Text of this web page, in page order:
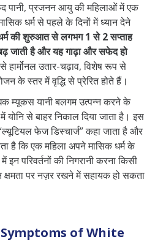
कितने दिन पहले सफेद
कितने समय तक रहता है?
हो रहा है लेकिन पीरियड्स
नॉर्मल है?
डिस्चार्ज होना सामान्य है?
डिस्चार्ज होने के कारण क्या हैं?
वाइट डिस्चार्ज क्यों
पानी, प्रजनन आयु की महिलाओं में एक
धर्म से पहले के दिनों में ध्यान देने
की शुरुआत से लगभग 1 से 2 सप्ताह
जाती है और यह गाढ़ा और सफेद हो
हार्मोनल उतार-चढ़ाव, विशेष रूप से
के स्तर में वृद्धि से प्रेरित होते हैं।
म्यूकस यानी बलगम उत्पन्न करने के
योनि से बाहर निकाल दिया जाता है। इस
फेज डिस्चार्ज” कहा जाता है और
है कि एक महिला अपने मासिक धर्म के
परिवर्तनों की निगरानी करना किसी
पर नज़र रखने में सहायक हो सकता
– Symptoms of White